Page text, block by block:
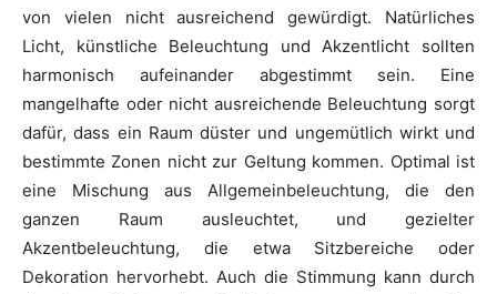
von vielen nicht ausreichend gewürdigt. Natürliches
Licht, künstliche Beleuchtung und Akzentlicht sollten
harmonisch aufeinander abgestimmt sein. Eine
mangelhafte oder nicht ausreichende Beleuchtung sorgt
dafür, dass ein Raum düster und ungemütlich wirkt und
bestimmte Zonen nicht zur Geltung kommen. Optimal ist
eine Mischung aus Allgemeinbeleuchtung, die den
ganzen Raum ausleuchtet, und gezielter
Akzentbeleuchtung, die etwa Sitzbereiche oder
Dekoration hervorhebt. Auch die Stimmung kann durch